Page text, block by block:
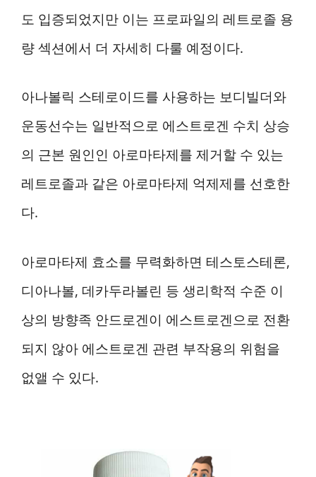
도 입증되었지만 이는 프로파일의 레트로졸 용
량 섹션에서 더 자세히 다룰 예정이다.
아나볼릭 스테로이드를 사용하는 보디빌더와
운동선수는 일반적으로 에스트로겐 수치 상승
의 근본 원인인 아로마타제를 제거할 수 있는
레트로졸과 같은 아로마타제 억제제를 선호한
다.
아로마타제 효소를 무력화하면 테스토스테론,
디아나볼, 데카두라볼린 등 생리학적 수준 이
상의 방향족 안드로겐이 에스트로겐으로 전환
되지 않아 에스트로겐 관련 부작용의 위험을
없앨 수 있다.